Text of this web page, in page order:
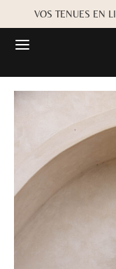
VOS TENUES EN